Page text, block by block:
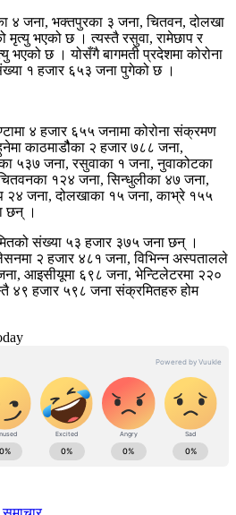
४ जना, भक्तपुरका ३ जना, चितवन, दोलखा
मृत्यु भएको छ । त्यस्तै रसुवा, रामेछाप र
भएको छ । योसँगै बागमती प्रदेशमा कोरोना
१ हजार ६५३ जना पुगेको छ ।
४ हजार ६५५ जनामा कोरोना संक्रमण
काठमाडौैका २ हजार ७८८ जना,
५३७ जना, रसुवाका १ जना, नुवाकोटका
१२४ जना, सिन्धुलीका ४७ जना,
२४ जना, दोलखाका १५ जना, काभ्रे १५५
छन् ।
संख्या ५३ हजार ३७५ जना छन् ।
२ हजार ४८१ जना, विभिन्न अस्पतालले
आइसीयूमा ६९८ जना, भेन्टिलेटरमा २२०
४९ हजार ५९८ जना संक्रमितहरु होम